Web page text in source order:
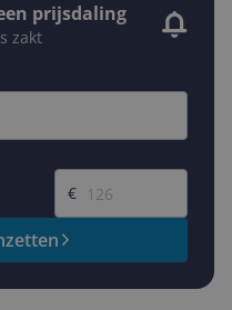
prijsdaling
zakt
Gewenste prijs
€